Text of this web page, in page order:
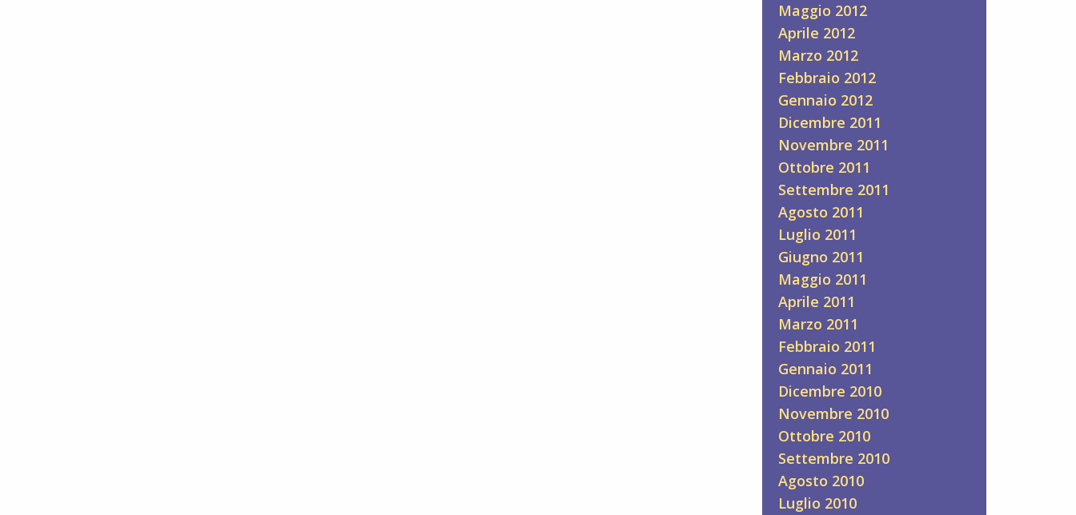
Maggio 2012
Aprile 2012
Marzo 2012
Febbraio 2012
Gennaio 2012
Dicembre 2011
Novembre 2011
Ottobre 2011
Settembre 2011
Agosto 2011
Luglio 2011
Giugno 2011
Maggio 2011
Aprile 2011
Marzo 2011
Febbraio 2011
Gennaio 2011
Dicembre 2010
Novembre 2010
Ottobre 2010
Settembre 2010
Agosto 2010
Luglio 2010